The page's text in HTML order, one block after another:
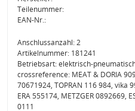
Teilenummer:
EAN-Nr.:
Anschlussanzahl: 2
Artikelnummer: 181241
Betriebsart: elektrisch-
crossreference: MEAT & DORIA
70671924, TOPRAN 116 984, vika
ERA 555174, METZGER 0892669,
0111